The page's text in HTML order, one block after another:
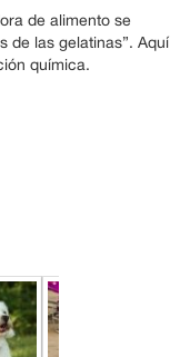
de alimento se
de las gelatinas”. Aquí
química.